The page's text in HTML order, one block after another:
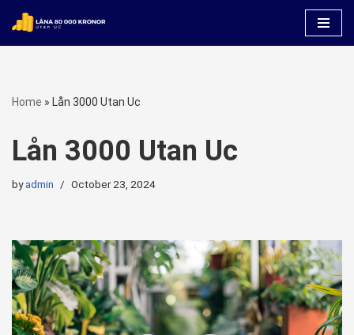
Skip
Home » Lån 3000 Utan Uc
Lån 3000 Utan Uc
byadmin October 23, 2024